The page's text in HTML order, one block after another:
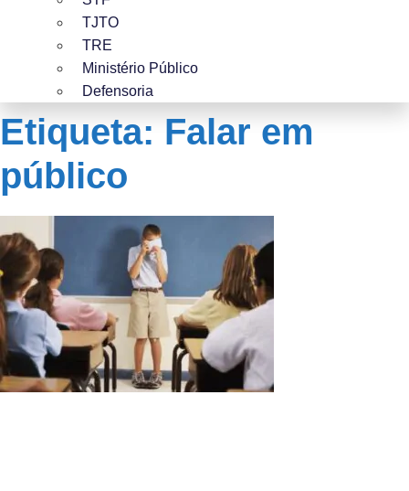
TJTO
TRE
Ministério Público
Defensoria
Etiqueta: Falar em
público